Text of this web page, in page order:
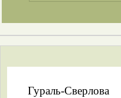
Гураль-